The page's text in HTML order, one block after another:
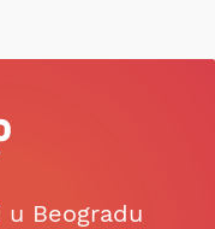
Beogradu